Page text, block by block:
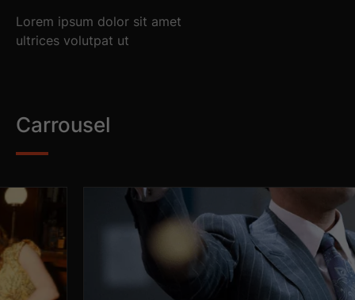
Lorem ipsum dolor sit amet
ultrices volutpat ut
Carrousel